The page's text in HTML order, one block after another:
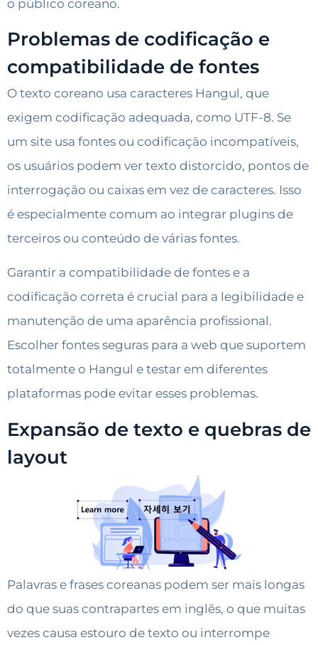
o público coreano.
Problemas de codificação e
compatibilidade de fontes
O texto coreano usa caracteres Hangul, que
exigem codificação adequada, como UTF-8. Se
um site usa fontes ou codificação incompatíveis,
os usuários podem ver texto distorcido, pontos de
interrogação ou caixas em vez de caracteres. Isso
é especialmente comum ao integrar plugins de
terceiros ou conteúdo de várias fontes.
Garantir a compatibilidade de fontes e a
codificação correta é crucial para a legibilidade e
manutenção de uma aparência profissional.
Escolher fontes seguras para a web que suportem
totalmente o Hangul e testar em diferentes
plataformas pode evitar esses problemas.
Expansão de texto e quebras de
layout
Palavras e frases coreanas podem ser mais longas
do que suas contrapartes em inglês, o que muitas
vezes causa estouro de texto ou interrompe